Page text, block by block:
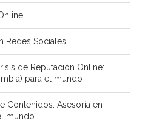
Redes Sociales
de Reputación Online:
para el mundo
Contenidos: Asesoría en
mundo